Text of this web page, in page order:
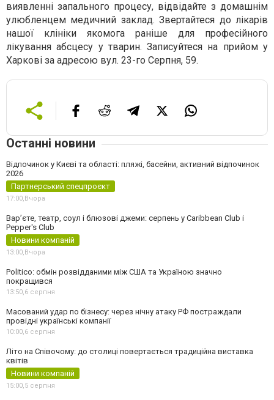
виявленні запального процесу, відвідайте з домашнім
улюбленцем медичний заклад. Звертайтеся до лікарів
нашої клініки якомога раніше для професійного
лікування абсцесу у тварин. Записуйтеся на прийом у
Харкові за адресою вул. 23-го Серпня, 59.
Останні новини
Відпочинок у Києві та області: пляжі, басейни, активний відпочинок
2026
Партнерський спецпроєкт
17:00, Вчора
Вар’єте, театр, соул і блюзові джеми: серпень у Caribbean Club і
Pepper's Club
Новини компаній
13:00, Вчора
Politico: обмін розвідданими між США та Україною значно
покращився
13:50,6 серпня
Масований удар по бізнесу: через нічну атаку РФ постраждали
провідні українські компанії
10:00,6 серпня
Літо на Співочому: до столиці повертається традиційна виставка
квітів
Новини компаній
15:00,5 серпня